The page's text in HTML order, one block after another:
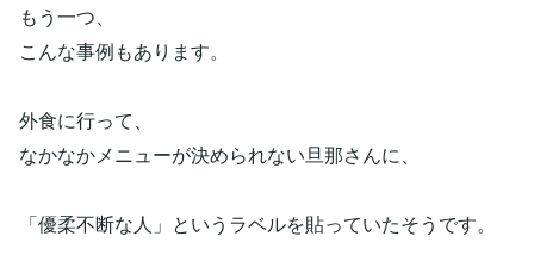
もう一つ、
こんな事例もあります。
外食に行って、
なかなかメニューが決められない旦那さんに、
「優柔不断な人」というラベルを貼っていたそうです。